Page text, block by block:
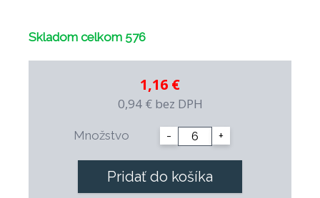
Skladom celkom 576
1,16 €
0,94 € bez DPH
Množstvo - +
Pridať do košíka